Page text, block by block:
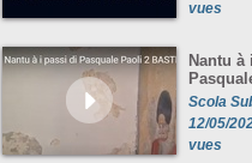
vues
Nantu à
Scola
12/05/
vues